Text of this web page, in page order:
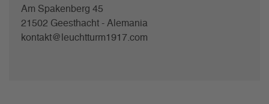
Am Spakenberg 45
21502 Geesthacht - Alemania
kontakt@leuchtturm1917.com